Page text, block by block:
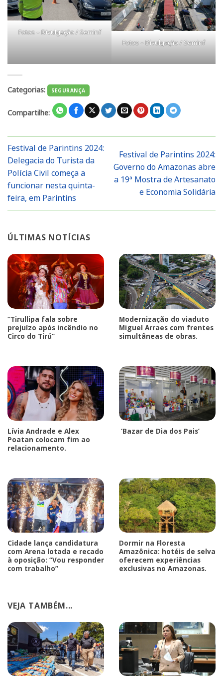
Fotos – Divulgação / Seminf
Fotos – Divulgação / Seminf
Categorias: SEGURANÇA
Compartilhe:
Festival de Parintins 2024:
Delegacia do Turista da
Polícia Civil começa a
funcionar nesta quinta-
feira, em Parintins
Festival de Parintins 2024:
Governo do Amazonas abre
a 19ª Mostra de Artesanato
e Economia Solidária
ÚLTIMAS NOTÍCIAS
“Tirullipa fala sobre
prejuízo após incêndio no
Circo do Tirú”
Modernização do viaduto
Miguel Arraes com frentes
simultâneas de obras.
Lívia Andrade e Alex
Poatan colocam fim ao
relacionamento.
‘Bazar de Dia dos Pais’
Cidade lança candidatura
com Arena lotada e recado
à oposição: “Vou responder
com trabalho”
Dormir na Floresta
Amazônica: hotéis de selva
oferecem experiências
exclusivas no Amazonas.
VEJA TAMBÉM...